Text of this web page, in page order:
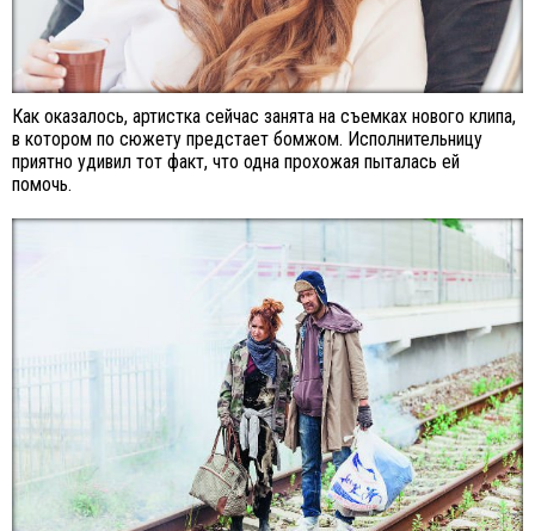
Как оказалось, артистка сейчас занята на съемках нового клипа,
в котором по сюжету предстает бомжом. Исполнительницу
приятно удивил тот факт, что одна прохожая пыталась ей
помочь.